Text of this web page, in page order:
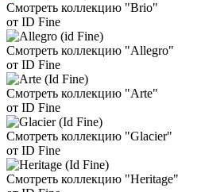
Смотреть коллекцию "Brio"
от ID Fine
Смотреть коллекцию "Allegro"
от ID Fine
Смотреть коллекцию "Arte"
от ID Fine
Смотреть коллекцию "Glacier"
от ID Fine
Смотреть коллекцию "Heritage"